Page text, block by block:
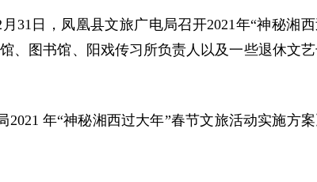
月31日，凤凰县文旅广电局召开2021年“神秘湘
、图书馆、阳戏传习所负责人以及一些退休文
年“神秘湘西过大年”春节文旅活动实施方案